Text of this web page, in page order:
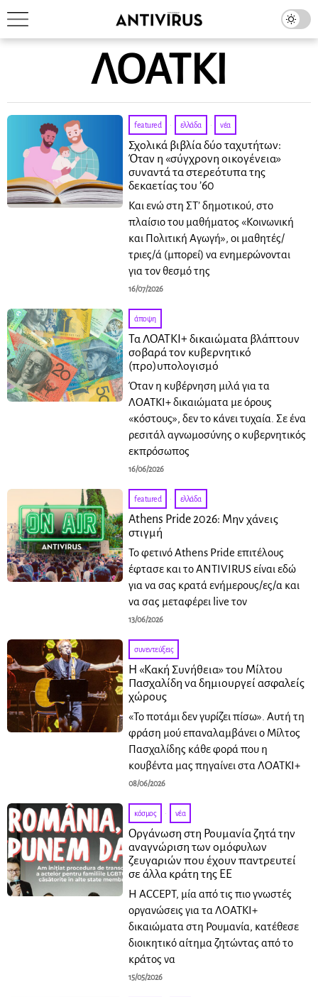
ΛΟΑΤΚΙ
featured · ελλάδα · νέα
Σχολικά βιβλία δύο ταχυτήτων:
Όταν η «σύγχρονη οικογένεια»
συναντά τα στερεότυπα της
δεκαετίας του ’60
Και ενώ στη ΣΤ’ δημοτικού, στο
πλαίσιο του μαθήματος «Κοινωνική
και Πολιτική Αγωγή», οι μαθητές/
τριες/ά (μπορεί) να ενημερώνονται
για τον θεσμό της
16/07/2026
άποψη
Τα ΛΟΑΤΚΙ+ δικαιώματα βλάπτουν
σοβαρά τον κυβερνητικό
(προ)υπολογισμό
Όταν η κυβέρνηση μιλά για τα
ΛΟΑΤΚΙ+ δικαιώματα με όρους
«κόστους», δεν το κάνει τυχαία. Σε ένα
ρεσιτάλ αγνωμοσύνης ο κυβερνητικός
εκπρόσωπος
16/06/2026
featured · ελλάδα
Athens Pride 2026: Μην χάνεις
στιγμή
Το φετινό Athens Pride επιτέλους
έφτασε και το ANTIVIRUS είναι εδώ
για να σας κρατά ενήμερους/ες/α και
να σας μεταφέρει live τον
13/06/2026
συνεντεύξεις
Η «Κακή Συνήθεια» του Μίλτου
Πασχαλίδη να δημιουργεί ασφαλείς
χώρους
«Το ποτάμι δεν γυρίζει πίσω». Αυτή τη
φράση μού επαναλαμβάνει ο Μίλτος
Πασχαλίδης κάθε φορά που η
κουβέντα μας πηγαίνει στα ΛΟΑΤΚΙ+
08/06/2026
κόσμος · νέα
Οργάνωση στη Ρουμανία ζητά την
αναγνώριση των ομόφυλων
ζευγαριών που έχουν παντρευτεί
σε άλλα κράτη της ΕΕ
Η ACCEPT, μία από τις πιο γνωστές
οργανώσεις για τα ΛΟΑΤΚΙ+
δικαιώματα στη Ρουμανία, κατέθεσε
διοικητικό αίτημα ζητώντας από το
κράτος να
15/05/2026